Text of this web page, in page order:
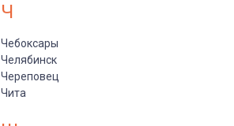
Ч
Чебоксары
Челябинск
Череповец
Чита